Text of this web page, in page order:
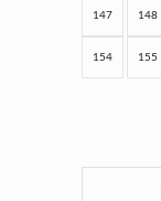
147 148
154 155